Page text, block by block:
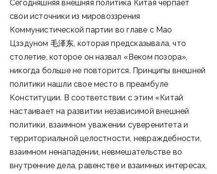
Сегодняшняя внешняя политика Китая черпает
свои источники из мировоззрения
Коммунистической партии во главе с Мао
Цзэдуном 毛泽东, которая предсказывала, что
столетие, которое он назвал «Веком позора»,
никогда больше не повторится. Принципы внешней
политики нашли свое место в преамбуле
Конституции. В соответствии с этим «Китай
настаивает на развитии независимой внешней
политики, взаимном уважении суверенитета и
территориальной целостности, невраждебности,
взаимном ненападении, невмешательстве во
внутренние дела, равенстве и взаимных интересах,